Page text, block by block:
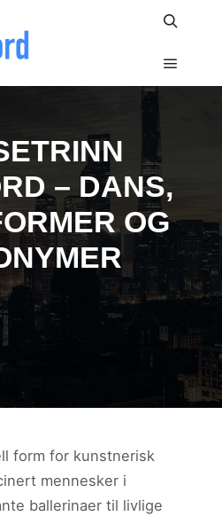
Main
– DANS,
OG
form for kunstnerisk
mennesker i
ballerinaer til livlige